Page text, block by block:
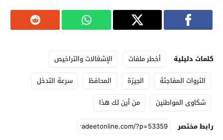
كلمات دليلية أخطر ملفات
الإشغالات والتراخيص
الثروات المفاجئة
الجيزة المحافظ
سرعة التدخل
شكاوى المواطنين
من أين لك هذا
رابط مختصر